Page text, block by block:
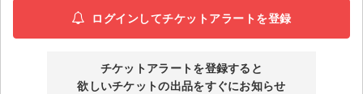
演劇・ミュージカルログインしてチケットアラートを登録
チケットアラートを登録すると
欲しいチケットの出品をすぐにお知らせ